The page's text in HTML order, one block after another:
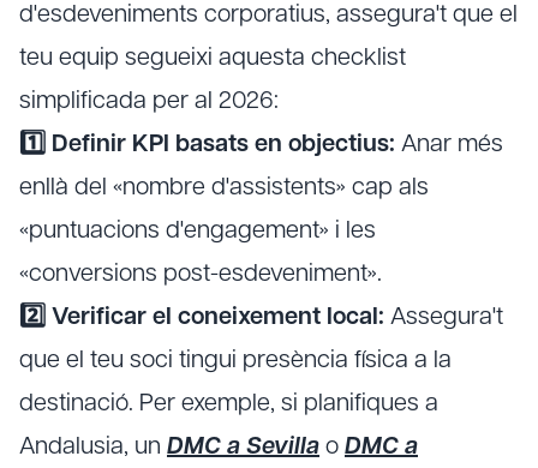
d'esdeveniments corporatius, assegura't que el
teu equip segueixi aquesta checklist
simplificada per al 2026:
1️⃣ Definir KPI basats en objectius: Anar més
enllà del «nombre d'assistents» cap als
«puntuacions d'engagement» i les
«conversions post-esdeveniment».
2️⃣ Verificar el coneixement local: Assegura't
que el teu soci tingui presència física a la
destinació. Per exemple, si planifiques a
Andalusia, un DMC a Sevilla o DMC a